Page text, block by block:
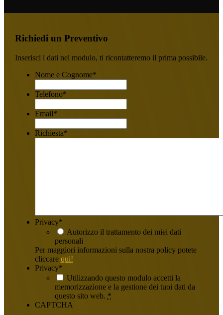
Richiedi un Preventivo
Inserisci i dati nel modulo, ti ricontatteremo il prima possibile.
Nome e Cognome*
Telefono*
Email*
Richiesta*
Privacy*
Autorizzo il trattamento dei miei dati
personali
Per maggiori informazioni sulla nostra policy potete
cliccare qui!
Privacy*
Utilizzando questo modulo accetti la
memorizzazione e la gestione dei tuoi dati da
questo sito web. *
CAPTCHA